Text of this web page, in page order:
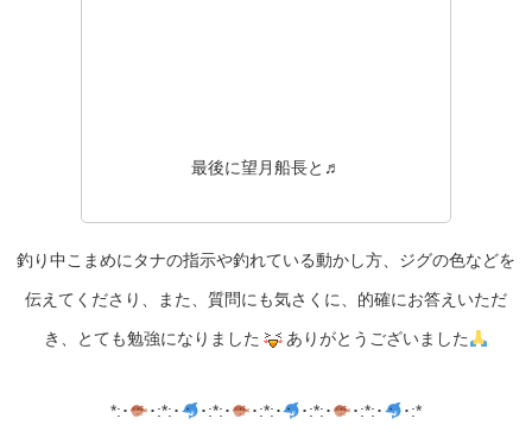
最後に望月船長と♬
釣り中こまめにタナの指示や釣れている動かし方、ジグの色などを
伝えてくださり、また、質問にも気さくに、的確にお答えいただ
き、とても勉強になりました ありがとうございました
*:･ ･:*:･ ･:*:･ ･:*:･ ･:*:･ ･:*:･ ･:*